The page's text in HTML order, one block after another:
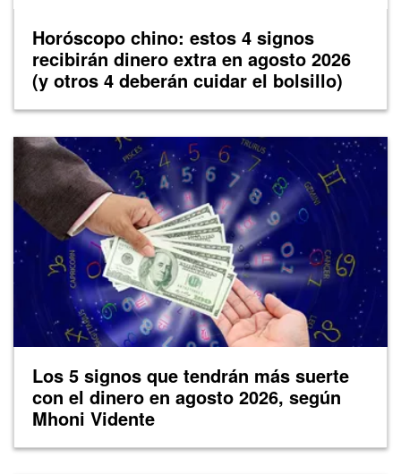
Horóscopo chino: estos 4 signos
recibirán dinero extra en agosto 2026
(y otros 4 deberán cuidar el bolsillo)
Los 5 signos que tendrán más suerte
con el dinero en agosto 2026, según
Mhoni Vidente